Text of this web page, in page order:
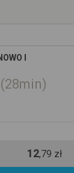
I
28min
12,79 zł